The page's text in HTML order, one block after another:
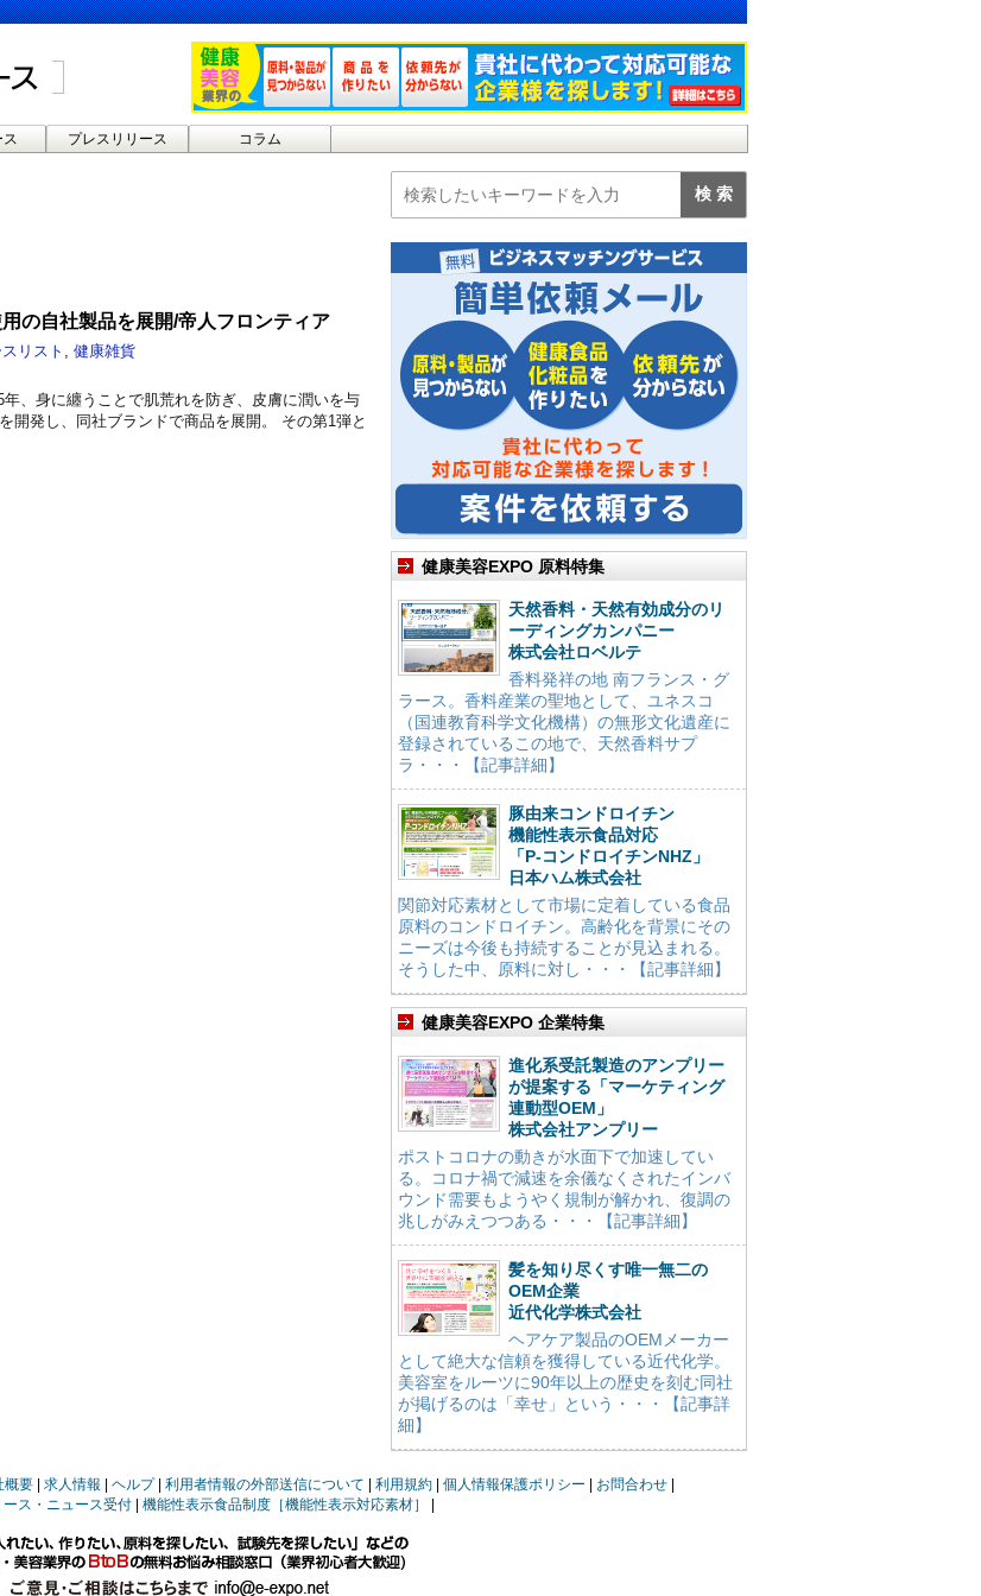
ス プレスリリース コラム
の自社製品を展開/帝人フロンティア
リスト
健康雑貨
、身に纏うことで肌荒れを防ぎ、皮膚に潤いを与
開発し、同社ブランドで商品を展開。 その第1弾と
健康美容EXPO 原料特集
天然香料・天然有効成分のリ
ーディングカンパニー
株式会社ロベルテ
香料発祥の地 南フランス・グ
ラース。香料産業の聖地として、ユネスコ
（国連教育科学文化機構）の無形文化遺産に
登録されているこの地で、天然香料サプ
ラ・・・【記事詳細】
豚由来コンドロイチン
機能性表示食品対応
「P-コンドロイチンNHZ」
日本ハム株式会社
関節対応素材として市場に定着している食品
原料のコンドロイチン。高齢化を背景にその
ニーズは今後も持続することが見込まれる。
そうした中、原料に対し・・・【記事詳細】
健康美容EXPO 企業特集
進化系受託製造のアンプリー
が提案する「マーケティング
連動型OEM」
株式会社アンプリー
ポストコロナの動きが水面下で加速してい
る。コロナ禍で減速を余儀なくされたインバ
ウンド需要もようやく規制が解かれ、復調の
兆しがみえつつある・・・【記事詳細】
髪を知り尽くす唯一無二の
OEM企業
近代化学株式会社
ヘアケア製品のOEMメーカー
として絶大な信頼を獲得している近代化学。
美容室をルーツに90年以上の歴史を刻む同社
が掲げるのは「幸せ」という・・・【記事詳
細】
概要 求人情報 ヘルプ 利用者情報の外部送信について 利用規約 個人情報保護ポリシー
お問合わせ
ース・ニュース受付
機能性表示食品制度［機能性表示対応素材］